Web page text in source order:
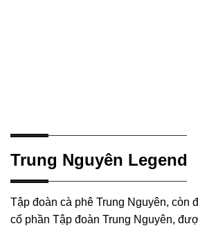
Trung Nguyên Legend
Tập đoàn cà phê Trung Nguyên, còn
cổ phần Tập đoàn Trung Nguyên,